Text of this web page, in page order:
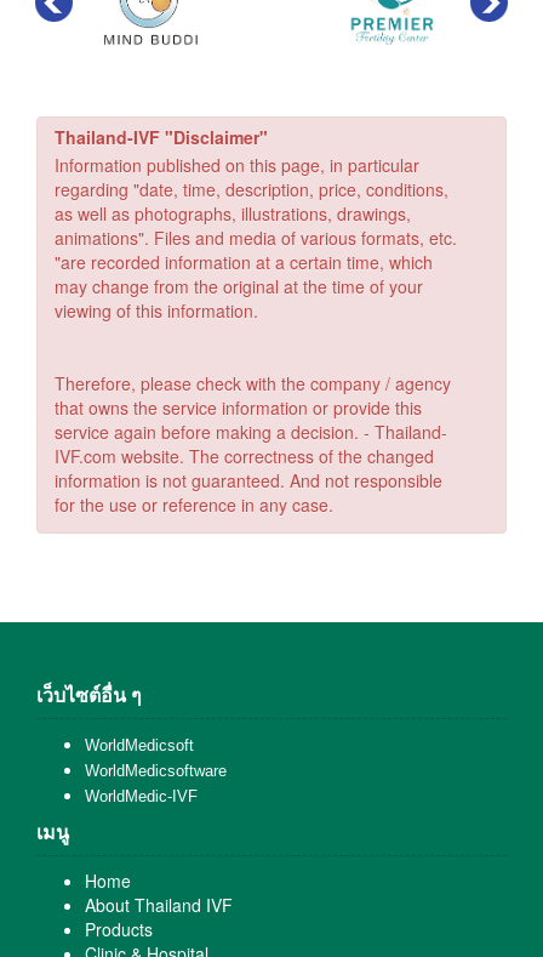
Thailand-IVF "Disclaimer"
Information published on this page, in particular
regarding "date, time, description, price, conditions,
as well as photographs, illustrations, drawings,
animations". Files and media of various formats, etc.
"are recorded information at a certain time, which
may change from the original at the time of your
viewing of this information.
Therefore, please check with the company / agency
that owns the service information or provide this
service again before making a decision. - Thailand-
IVF.com website. The correctness of the changed
information is not guaranteed. And not responsible
for the use or reference in any case.
เว็บไซต์อื่น ๆ
WorldMedicsoft
WorldMedicsoftware
WorldMedic-IVF
เมนู
Home
About Thailand IVF
Products